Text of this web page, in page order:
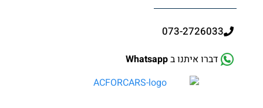
073-2726033
דברו איתנו בWhatsapp